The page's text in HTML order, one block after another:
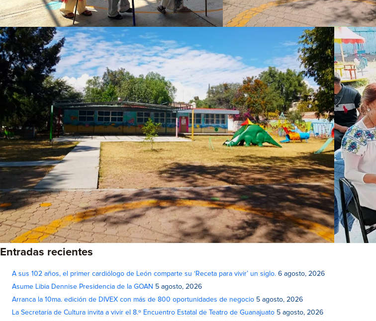
Entradas recientes
A sus 102 años, el primer cardiólogo de León comparte su ‘Receta para vivir’ un siglo. 6 agosto, 2026
Asume Libia Dennise Presidencia de la GOAN 5 agosto, 2026
Arranca la 10ma. edición de DIVEX con más de 800 oportunidades de negocio 5 agosto, 2026
La Secretaría de Cultura invita a vivir el 8.º Encuentro Estatal de Teatro de Guanajuato 5 agosto, 2026